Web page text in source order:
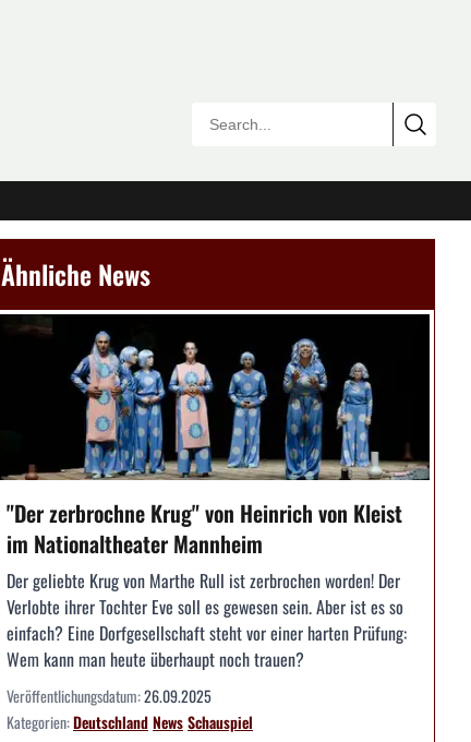
Ähnliche News
"Der zerbrochne Krug" von Heinrich von Kleist
im Nationaltheater Mannheim
Der geliebte Krug von Marthe Rull ist zerbrochen worden! Der
Verlobte ihrer Tochter Eve soll es gewesen sein. Aber ist es so
einfach? Eine Dorfgesellschaft steht vor einer harten Prüfung:
Wem kann man heute überhaupt noch trauen?
Veröffentlichungsdatum:26.09.2025
Kategorien:DeutschlandNewsSchauspiel